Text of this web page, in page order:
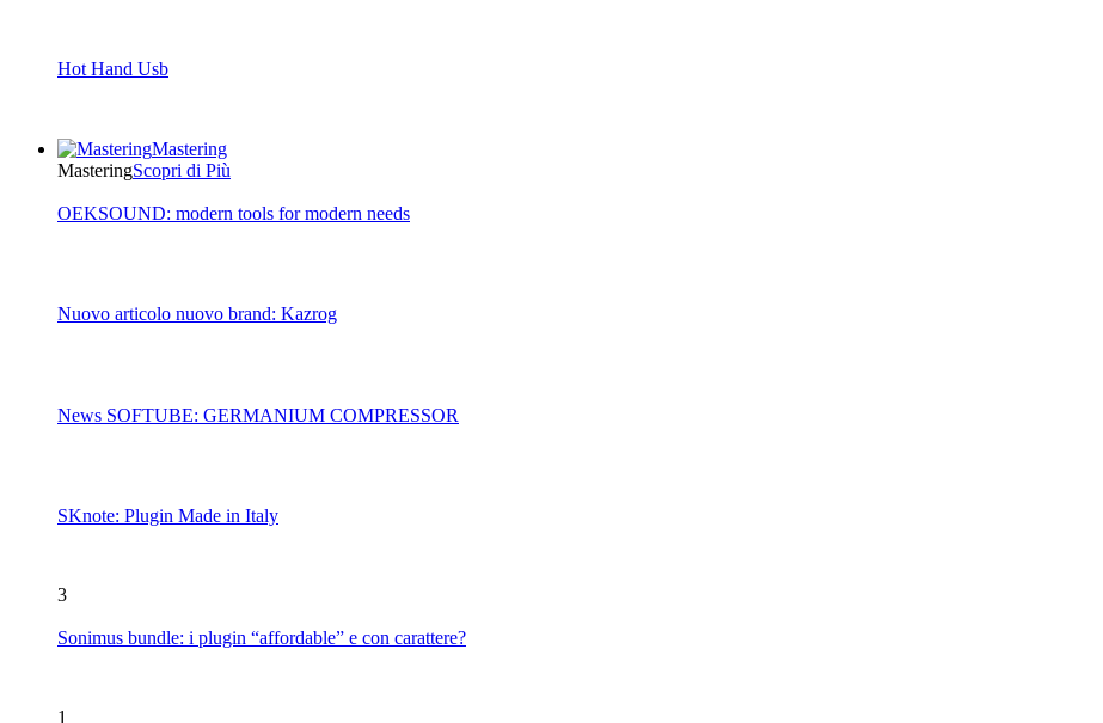
Hot Hand Usb
Mastering
MasteringScopri di Più
OEKSOUND: modern tools for modern needs
Nuovo articolo nuovo brand: Kazrog
News SOFTUBE: GERMANIUM COMPRESSOR
SKnote: Plugin Made in Italy
3
Sonimus bundle: i plugin “affordable” e con carattere?
1